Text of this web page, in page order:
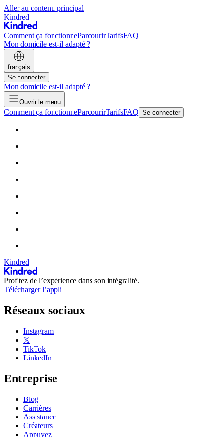
Aller au contenu principal
Kindred
Comment ça fonctionneParcourirTarifsFAQ
Mon domicile est-il adapté ?
français
Se connecter
Mon domicile est-il adapté ?
Ouvrir le menu
Comment ça fonctionneParcourirTarifsFAQ Se connecter
Kindred
Profitez de l’expérience dans son intégralité.
Télécharger l’appli
Réseaux sociaux
Instagram
𝕏
TikTok
LinkedIn
Entreprise
Blog
Carrières
Assistance
Créateurs
Appuyez